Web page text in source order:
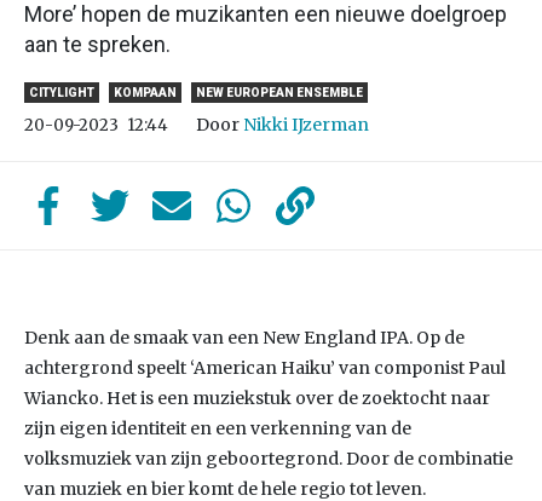
More’ hopen de muzikanten een nieuwe doelgroep
aan te spreken.
CITYLIGHT KOMPAAN NEW EUROPEAN ENSEMBLE
20-09-2023 12:44 Door Nikki IJzerman
Denk aan de smaak van een New England IPA. Op de
achtergrond speelt ‘American Haiku’ van componist Paul
Wiancko. Het is een muziekstuk over de zoektocht naar
zijn eigen identiteit en een verkenning van de
volksmuziek van zijn geboortegrond. Door de combinatie
van muziek en bier komt de hele regio tot leven.